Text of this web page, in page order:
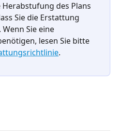
des Plans
Sie die Erstattung
Sie eine
lesen Sie bitte
.